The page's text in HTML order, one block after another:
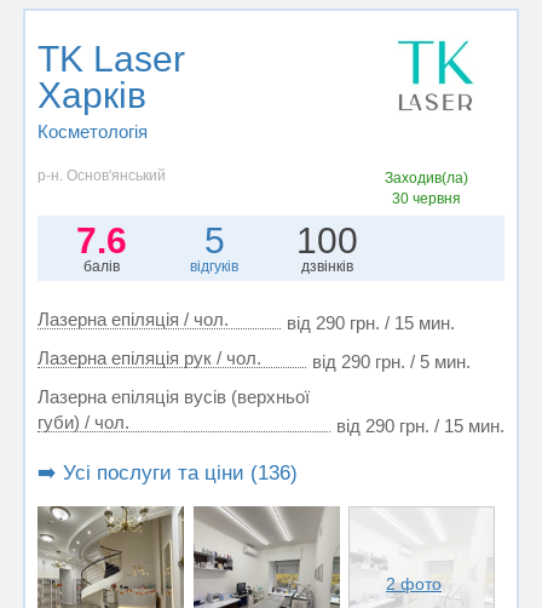
TK Laser
Харків
Косметологія
р-н. Основ'янський
Заходив(ла)
30 червня
7.6
балів
5
відгуків
100
дзвінків
Лазерна епіляція / чол.
від 290 грн. / 15 мин.
Лазерна епіляція рук / чол.
від 290 грн. / 5 мин.
Лазерна епіляція вусів (верхньої
губи) / чол.
від 290 грн. / 15 мин.
➡️ Усі послуги та ціни (136)
2 фото